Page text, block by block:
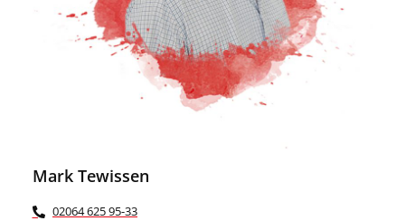
Mark Tewissen
02064 625 95-33